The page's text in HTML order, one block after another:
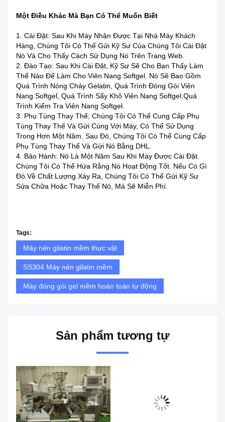
Một Điều Khác Mà Bạn Có Thể Muốn Biết
1. Cài Đặt: Sau Khi Máy Nhận Được Tại Nhà Máy Khách
Hàng, Chúng Tôi Có Thể Gửi Kỹ Sư Của Chúng Tôi Cài Đặt
Nó Và Cho Thấy Cách Sử Dụng Nó Trên Trang Web.
2. Đào Tạo: Sau Khi Cài Đặt, Kỹ Sư Sẽ Cho Bạn Thấy Làm
Thế Nào Để Làm Cho Viên Nang Softgel. Nó Sẽ Bao Gồm
Quá Trình Nóng Chảy Gelatin, Quá Trình Đóng Gói Viên
Nang Softgel, Quá Trình Sấy Khô Viên Nang Softgel,Quá
Trình Kiểm Tra Viên Nang Softgel.
3. Phụ Tùng Thay Thế; Chúng Tôi Có Thể Cung Cấp Phụ
Tùng Thay Thế Và Gửi Cùng Với Máy, Có Thể Sử Dụng
Trong Hơn Một Năm. Sau Đó, Chúng Tôi Có Thể Cung Cấp
Phụ Tùng Thay Thế Và Gửi Nó Bằng DHL.
4. Bảo Hành: Nó Là Một Năm Sau Khi Máy Được Cài Đặt.
Chúng Tôi Có Thể Hứa Rằng Nó Hoạt Động Tốt. Nếu Có Gì
Đó Về Chất Lượng Xảy Ra, Chúng Tôi Có Thể Gửi Kỹ Sư
Sửa Chữa Hoặc Thay Thế Nó, Mà Sẽ Miễn Phí.
Tags:
Máy nén gilatin mềm thực vật
SS304 Máy nén gilatin mềm
Máy đóng gói gel mềm hoàn toàn tự động
Sản phẩm tương tự